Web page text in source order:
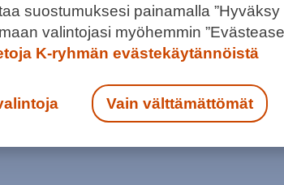
suostumuksesi painamalla ”Hyväksy
valintojasi myöhemmin
K-ryhmän evästekäytännöistä
Vain välttämättömät